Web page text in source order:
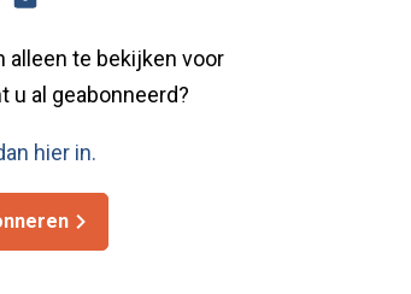
alleen te bekijken voor
u al geabonneerd?
hier in.